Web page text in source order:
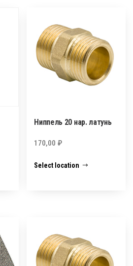
Ниппель 20 нар. латунь
170,00₽
Select location